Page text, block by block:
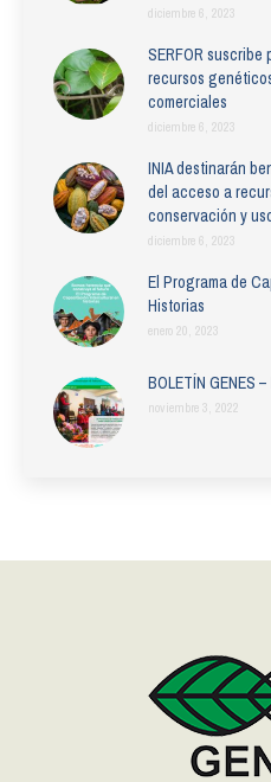
diciembre 6, 2023
SERFOR
recursos
comerciales
diciembre 6, 2023
INIA destinarán
del acceso a
conservación y
diciembre 6, 2023
El Programa de
Historias
enero 20, 2023
BOLETÍN GENES –
noviembre 3, 2022